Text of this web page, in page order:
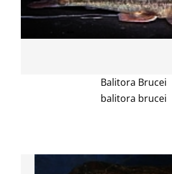
Balitora Brucei
balitora brucei